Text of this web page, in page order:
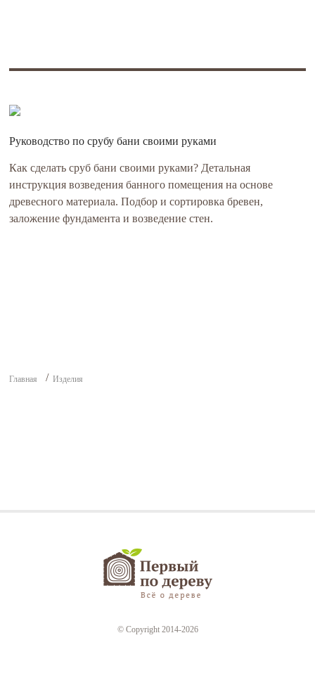
Руководство по срубу бани своими руками
Как сделать сруб бани своими руками? Детальная
инструкция возведения банного помещения на основе
древесного материала. Подбор и сортировка бревен,
заложение фундамента и возведение стен.
Главная Изделия
© Copyright 2014-2026